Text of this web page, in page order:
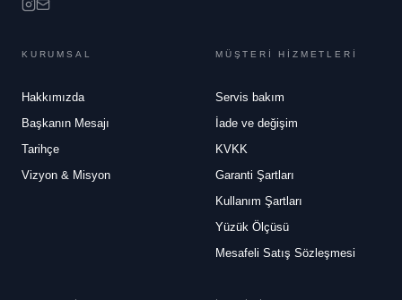
KURUMSAL
Hakkımızda
Başkanın Mesajı
Tarihçe
Vizyon & Misyon
MÜŞTERİ HİZMETLERİ
Servis bakım
İade ve değişim
KVKK
Garanti Şartları
Kullanım Şartları
Yüzük Ölçüsü
Mesafeli Satış Sözleşmesi